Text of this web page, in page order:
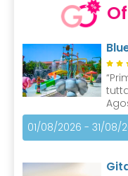
01/08/2026 - 31/08/